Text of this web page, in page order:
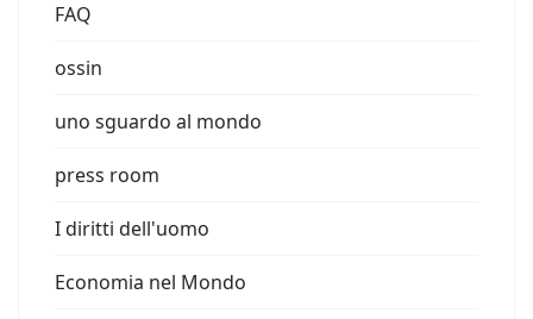
FAQ
ossin
uno sguardo al mondo
press room
I diritti dell'uomo
Economia nel Mondo